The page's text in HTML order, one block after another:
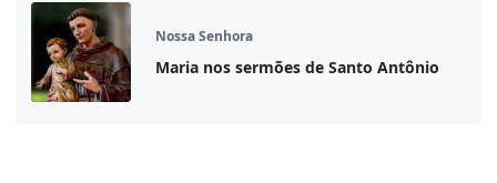
Nossa Senhora
Maria nos sermões de Santo Antônio